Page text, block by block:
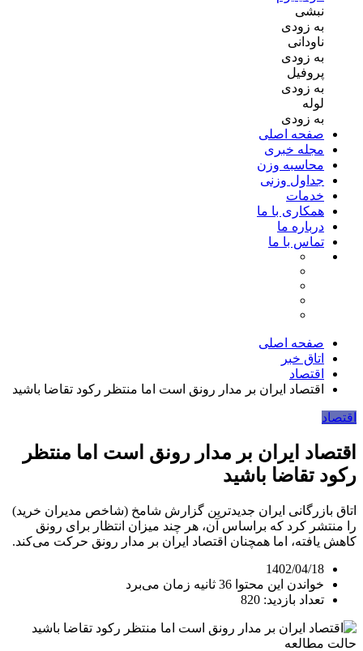
نبشی
به زودی
ناودانی
به زودی
پروفیل
به زودی
لوله
به زودی
صفحه اصلی
مجله خبری
محاسبه وزن
جداول وزنی
خدمات
همکاری با ما
درباره ما
تماس با ما
صفحه اصلی
اتاق خبر
اقتصاد
اقتصاد ایران بر مدار رونق است اما منتظر رکود تقاضا باشید
اقتصاد
اقتصاد ایران بر مدار رونق است اما منتظر
رکود تقاضا باشید
اتاق بازرگانی ایران جدیدترین گزارش شامخ (شاخص مدیران خرید)
را منتشر کرد که براساس آن، هر چند میزان انتظار برای رونق
کاهش یافته، اما همچنان اقتصاد ایران بر مدار رونق حرکت می‌کند.
1402/04/18
خواندن این محتوا 36 ثانیه زمان می‌برد
تعداد بازدید: 820
حالت مطالعه